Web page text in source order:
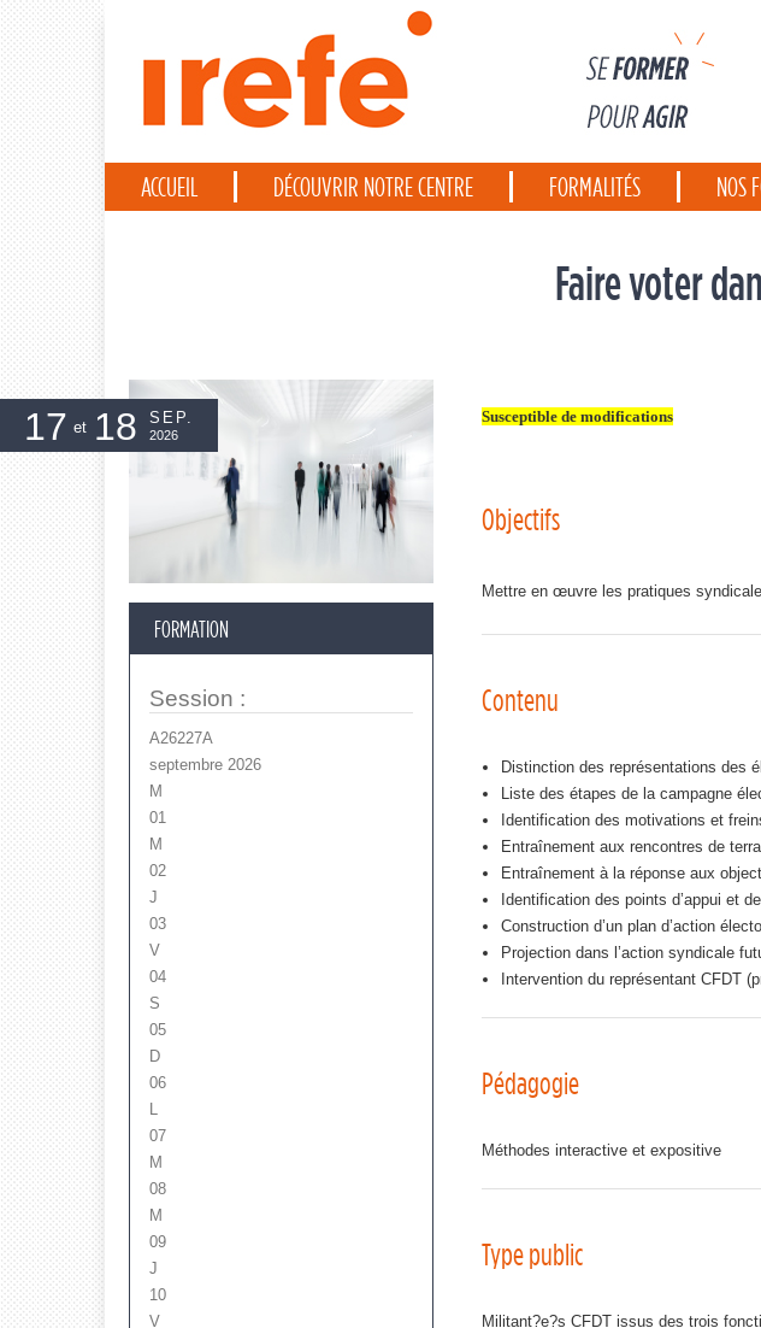
ACCUEIL DÉCOUVRIR NOTRE CENTRE FORMALITÉS NOS
Faire voter
FORMATION
Session :
A26227A
17 et 18 SEP.
2026
septembre 2026
M
01
M
02
J
03
V
04
S
05
D
06
L
07
M
08
M
09
J
10
V
Susceptible de modifications
Objectifs
Mettre en œuvre les pratiques
Contenu
Distinction des représentations des
Liste des étapes de la campagne
Identification des motivations et
Entraînement aux rencontres de
Entraînement à la réponse aux
Identification des points d’appui et
Construction d’un plan d’action
Projection dans l’action syndicale
Intervention du représentant CFDT
Pédagogie
Méthodes interactive et expositive
Type public
Militant?e?s CFDT issus des trois
Panneau de gestion des cookies